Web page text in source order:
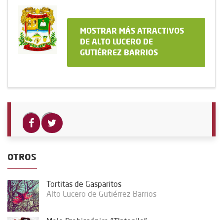
MOSTRAR MÁS ATRACTIVOS
DE ALTO LUCERO DE
GUTIÉRREZ BARRIOS
OTROS
Tortitas de Gasparitos
Alto Lucero de Gutiérrez Barrios